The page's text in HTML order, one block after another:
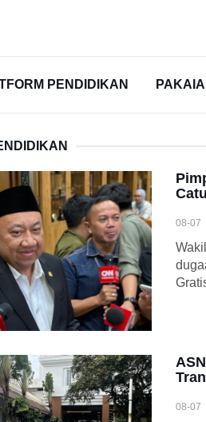
PENDIDIKAN
08-07
08-07